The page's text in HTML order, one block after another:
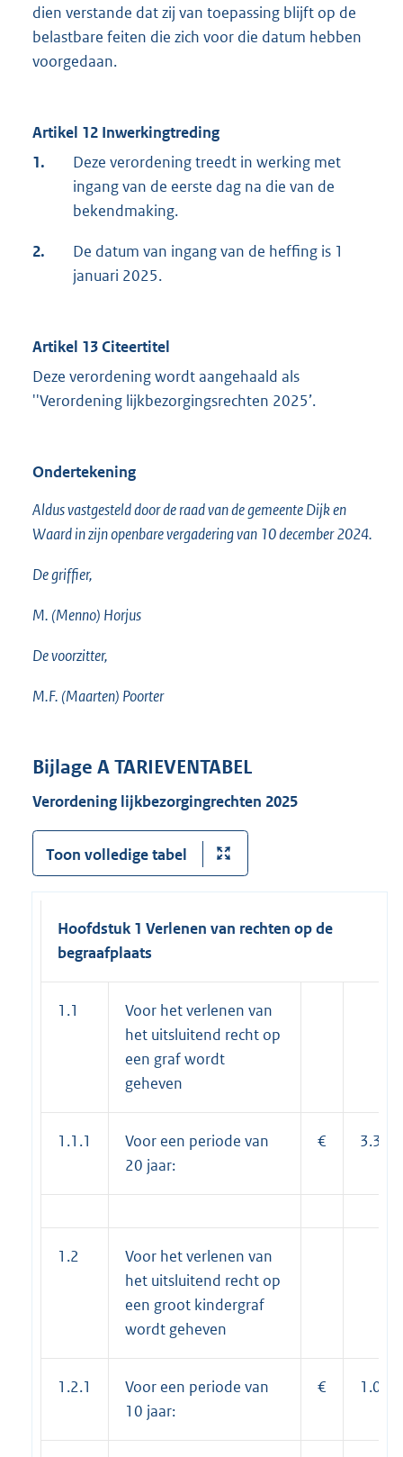
dien verstande dat zij van toepassing blijft op de
belastbare feiten die zich voor die datum hebben
voorgedaan.
Artikel 12 Inwerkingtreding
1.
Deze verordening treedt in werking met
ingang van de eerste dag na die van de
bekendmaking.
2.
De datum van ingang van de heffing is 1
januari 2025.
Artikel 13 Citeertitel
Deze verordening wordt aangehaald als
''Verordening lijkbezorgingsrechten 2025’.
Ondertekening
Aldus vastgesteld door de raad van de gemeente Dijk en
Waard in zijn openbare vergadering van 10 december 2024.
De griffier,
M. (Menno) Horjus
De voorzitter,
M.F. (Maarten) Poorter
Bijlage A TARIEVENTABEL
Verordening lijkbezorgingrechten 2025
Toon volledige tabel
Hoofdstuk 1 Verlenen van rechten op de
begraafplaats
1.1
Voor het verlenen van
het uitsluitend recht op
een graf wordt
geheven
1.1.1
Voor een periode van
20 jaar:
€
1.2
Voor het verlenen van
het uitsluitend recht op
een groot kindergraf
wordt geheven
1.2.1
Voor een periode van
10 jaar:
€